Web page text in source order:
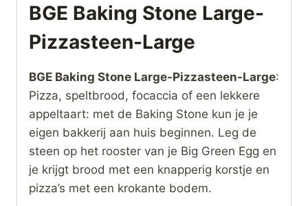
BGE Baking Stone Large-
Pizzasteen-Large
BGE Baking Stone Large-Pizzasteen-Large:
Pizza, speltbrood, focaccia of een lekkere
appeltaart: met de Baking Stone kun je je
eigen bakkerij aan huis beginnen. Leg de
steen op het rooster van je Big Green Egg en
je krijgt brood met een knapperig korstje en
pizza’s met een krokante bodem.